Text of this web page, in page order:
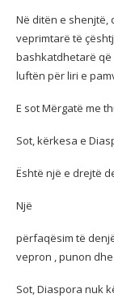
Në ditën e shenjtë,
veprimtarë të
bashkatdhetarë
luftën për liri e
E sot Mërgatë me
Sot, kërkesa e
Është një e drejtë
Një
përfaqësim të
vepron , punon
Sot, Diaspora nuk